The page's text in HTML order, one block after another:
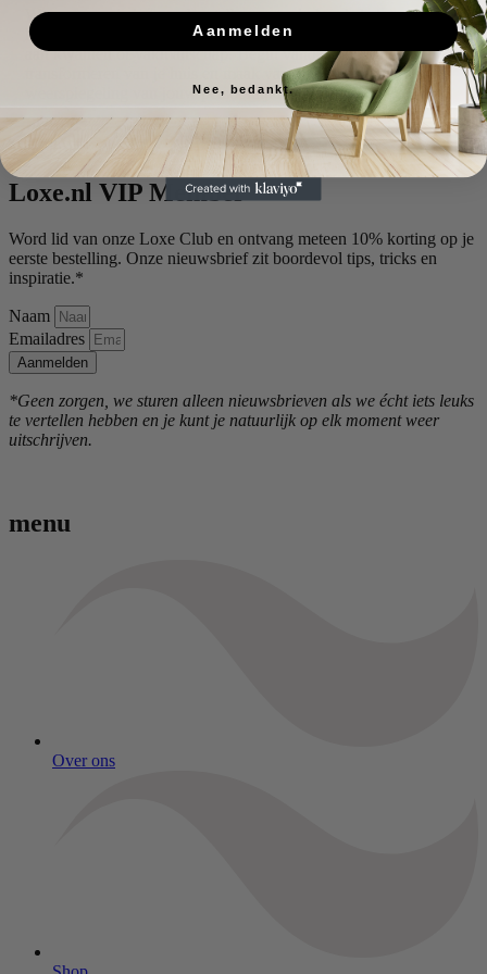
Waarom zou je je tevredenstellen met minder als het gaat om jouw
huis? Met Loxe krijg je betaalbare stijl, zonder concessies te doen
aan kwaliteit of vakmanschap. Begin vandaag nog met het
transformeren van je huis en maak van elke ruimte een ware
weerspiegeling van jouw persoonlijkheid en smaak.
Meld je aan
Loxe.nl VIP Member
Word lid van onze Loxe Club en ontvang meteen 10% korting op je
eerste bestelling. Onze nieuwsbrief zit boordevol tips, tricks en
inspiratie.*
Naam
Emailadres
Aanmelden
*Geen zorgen, we sturen alleen nieuwsbrieven als we écht iets leuks
te vertellen hebben en je kunt je natuurlijk op elk moment weer
uitschrijven.
menu
Over ons
Aanmelden
Nee, bedankt.